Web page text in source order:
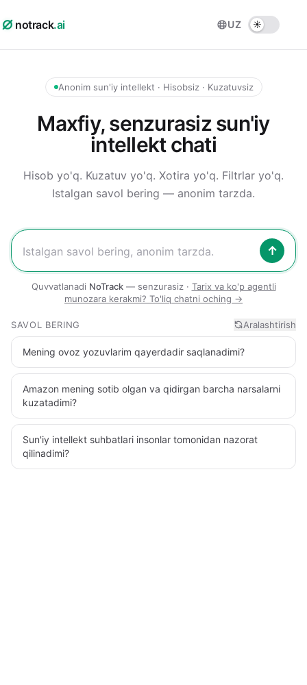
notrack.ai UZ
Anonim sun'iy intellekt · Hisobsiz · Kuzatuvsiz
Maxfiy, senzurasiz sun'iy
intellekt chati
Hisob yo'q. Kuzatuv yo'q. Xotira yo'q. Filtrlar yo'q.
Istalgan savol bering — anonim tarzda.
SAVOL BERING Aralashtirish
Mening ovoz yozuvlarim qayerdadir saqlanadimi?
Amazon mening sotib olgan va qidirgan barcha narsalarni
kuzatadimi?
Sun'iy intellekt suhbatlari insonlar tomonidan nazorat
qilinadimi?
↑
Quvvatlanadi NoTrack— senzurasiz · Tarix va ko'p agentli
munozara kerakmi? To'liq chatni oching →